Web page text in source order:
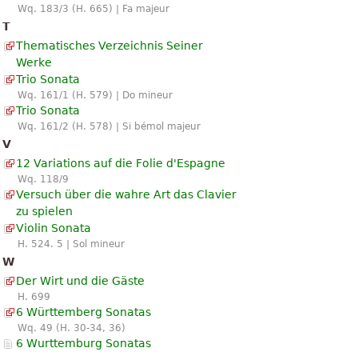
Wq. 183/3 (H. 665) | Fa majeur
T
Thematisches Verzeichnis Seiner
Werke
Trio Sonata
Wq. 161/1 (H. 579) | Do mineur
Trio Sonata
Wq. 161/2 (H. 578) | Si bémol majeur
V
12 Variations auf die Folie d'Espagne
Wq. 118/9
Versuch über die wahre Art das Clavier
zu spielen
Violin Sonata
H. 524. 5 | Sol mineur
W
Der Wirt und die Gäste
H. 699
6 Württemberg Sonatas
Wq. 49 (H. 30-34, 36)
6 Wurttemburg Sonatas